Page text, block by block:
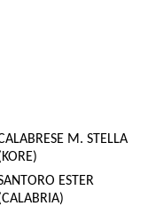
M. STELLA
ESTER